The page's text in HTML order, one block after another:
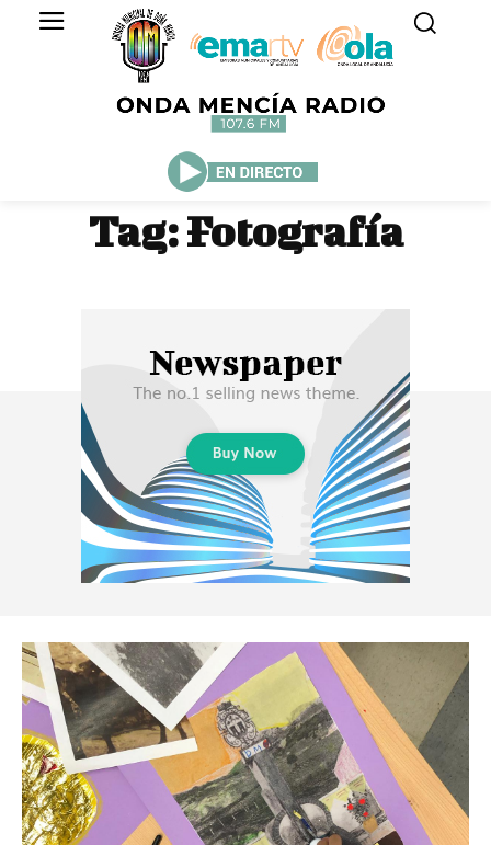
Tag:Fotografía